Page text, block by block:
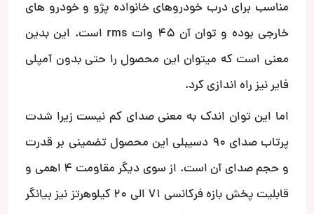
مناسب برای درب خودروهای خانواده پژو و خودرو های
خارجی بوده و توان آن 45 وات rms است. این بدین
معنی است که میتوان این محصول را حتی بدون آمپلی
فایر نیز راه اندازی کرد.
اما این توان اندک به معنی صدای کم نیست زیرا شدت
پرتاب صدای 90 دسیبلی این محصول تضمینی بر قدرت
و حجم صدای آن است. از سوی دیگر مقاومت 4 اهمی و
قابلیت پخش بازه فرکانسی 71 الی 20 کیلوهرتز نیز بیانگر